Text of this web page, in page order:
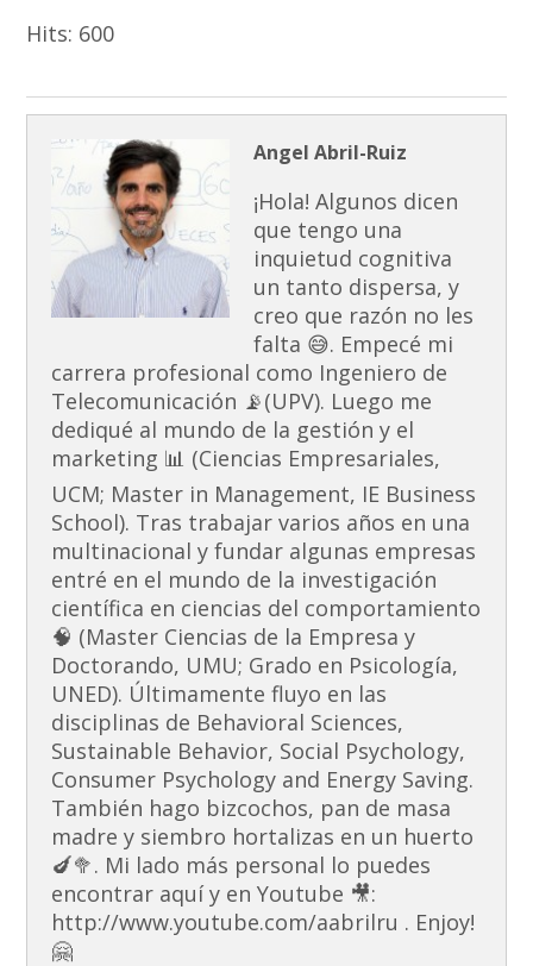
Hits: 600
Angel Abril-Ruiz
¡Hola! Algunos dicen
que tengo una
inquietud cognitiva
un tanto dispersa, y
creo que razón no les
falta 😅. Empecé mi
carrera profesional como Ingeniero de
Telecomunicación 📡(UPV). Luego me
dediqué al mundo de la gestión y el
marketing 📊 (Ciencias Empresariales,
UCM; Master in Management, IE Business
School). Tras trabajar varios años en una
multinacional y fundar algunas empresas
entré en el mundo de la investigación
científica en ciencias del comportamiento
🧠 (Master Ciencias de la Empresa y
Doctorando, UMU; Grado en Psicología,
UNED). Últimamente fluyo en las
disciplinas de Behavioral Sciences,
Sustainable Behavior, Social Psychology,
Consumer Psychology and Energy Saving.
También hago bizcochos, pan de masa
madre y siembro hortalizas en un huerto
🍆🥦. Mi lado más personal lo puedes
encontrar aquí y en Youtube 🎥:
http://www.youtube.com/aabrilru . Enjoy!
🤗